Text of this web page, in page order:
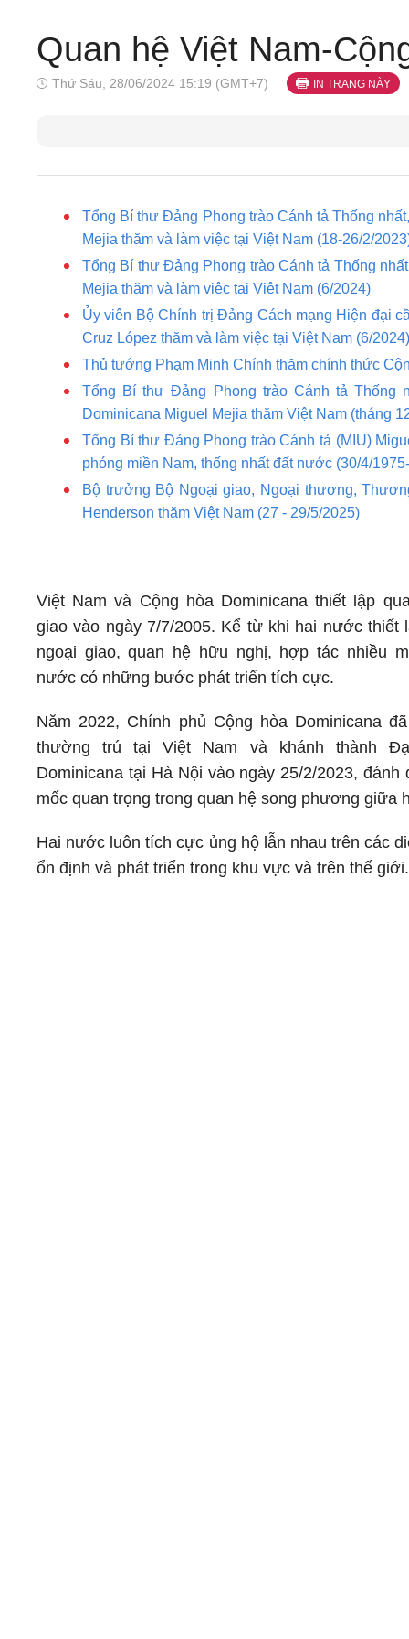
Quan hệ Việt Nam-
Thứ Sáu, 28/06/2024 15:19 (GMT+7) IN TRANG NÀY
Tổng Bí thư Đảng Phong trào Cánh tả Thống
Mejia thăm và làm việc tại Việt Nam (18-26/2/
Tổng Bí thư Đảng Phong trào Cánh tả Thống
Mejia thăm và làm việc tại Việt Nam (6/2024)
Ủy viên Bộ Chính trị Đảng Cách mạng Hiện đại
Cruz López thăm và làm việc tại Việt Nam (6/2024)
Thủ tướng Phạm Minh Chính thăm chính thức
Tổng Bí thư Đảng Phong trào Cánh tả Thống
Dominicana Miguel Mejia thăm Việt Nam (tháng
Tổng Bí thư Đảng Phong trào Cánh tả (MIU)
phóng miền Nam, thống nhất đất nước (30/4/
Bộ trưởng Bộ Ngoại giao, Ngoại thương,
Henderson thăm Việt Nam (27 - 29/5/2025)
Việt Nam và Cộng hòa Dominicana thiết lập
giao vào ngày 7/7/2005. Kể từ khi hai nước thiết
ngoại giao, quan hệ hữu nghị, hợp tác nhiều
nước có những bước phát triển tích cực.
Năm 2022, Chính phủ Cộng hòa Dominicana
thường trú tại Việt Nam và khánh thành
Dominicana tại Hà Nội vào ngày 25/2/2023, đánh
mốc quan trọng trong quan hệ song phương giữa
Hai nước luôn tích cực ủng hộ lẫn nhau trên các
ổn định và phát triển trong khu vực và trên thế